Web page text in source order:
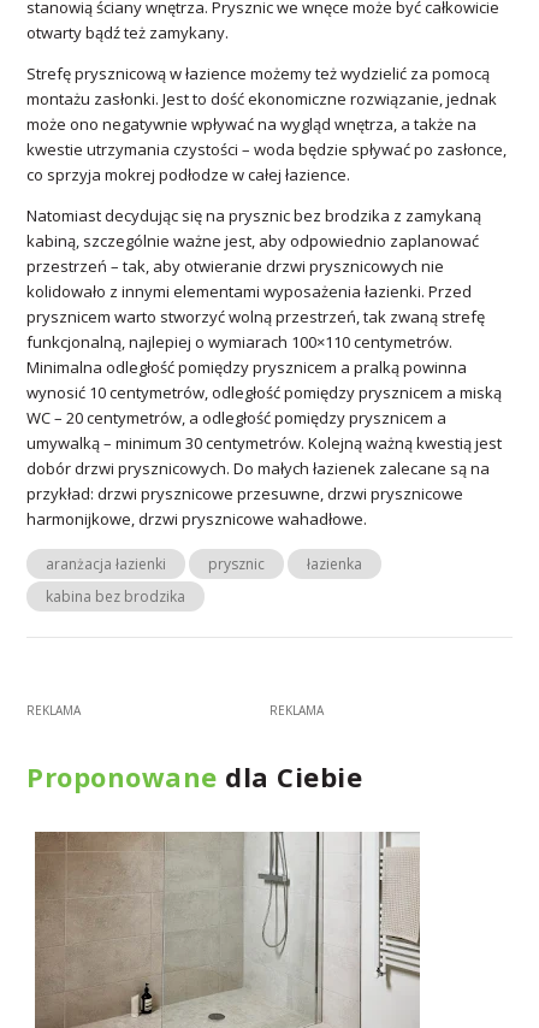
stanowią ściany wnętrza. Prysznic we wnęce może być całkowicie
otwarty bądź też zamykany.
Strefę prysznicową w łazience możemy też wydzielić za pomocą
montażu zasłonki. Jest to dość ekonomiczne rozwiązanie, jednak
może ono negatywnie wpływać na wygląd wnętrza, a także na
kwestie utrzymania czystości – woda będzie spływać po zasłonce,
co sprzyja mokrej podłodze w całej łazience.
Natomiast decydując się na prysznic bez brodzika z zamykaną
kabiną, szczególnie ważne jest, aby odpowiednio zaplanować
przestrzeń – tak, aby otwieranie drzwi prysznicowych nie
kolidowało z innymi elementami wyposażenia łazienki. Przed
prysznicem warto stworzyć wolną przestrzeń, tak zwaną strefę
funkcjonalną, najlepiej o wymiarach 100×110 centymetrów.
Minimalna odległość pomiędzy prysznicem a pralką powinna
wynosić 10 centymetrów, odległość pomiędzy prysznicem a miską
WC – 20 centymetrów, a odległość pomiędzy prysznicem a
umywalką – minimum 30 centymetrów. Kolejną ważną kwestią jest
dobór drzwi prysznicowych. Do małych łazienek zalecane są na
przykład: drzwi prysznicowe przesuwne, drzwi prysznicowe
harmonijkowe, drzwi prysznicowe wahadłowe.
aranżacja łazienki prysznic
łazienka
kabina bez brodzika
Proponowane dla Ciebie